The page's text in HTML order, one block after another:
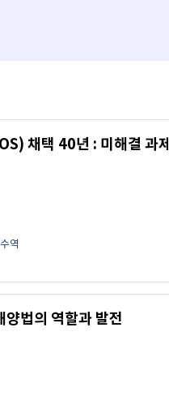
채택 40년 : 미해결 과
역
법의 역할과 발전